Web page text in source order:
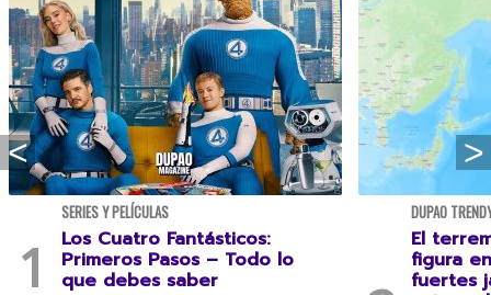
SERIES Y PELÍCULAS
Los Cuatro Fantásticos:
Primeros Pasos – Todo lo
que debes saber
DUPAO
El
figura
fuertes